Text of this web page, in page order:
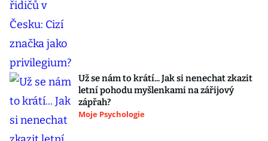
Už se nám to krátí... Jak si nenechat zkazit
letní pohodu myšlenkami na zářijový
zápřah?
Moje Psychologie